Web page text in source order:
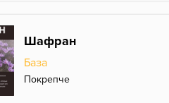
Шафран
База
Покрепче